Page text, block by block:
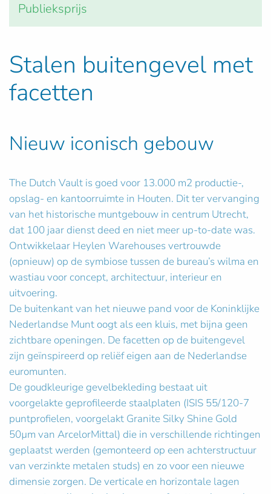
Publieksprijs
Stalen buitengevel met
facetten
Nieuw iconisch gebouw
The Dutch Vault is goed voor 13.000 m2 productie-,
opslag- en kantoorruimte in Houten. Dit ter vervanging
van het historische muntgebouw in centrum Utrecht,
dat 100 jaar dienst deed en niet meer up-to-date was.
Ontwikkelaar Heylen Warehouses vertrouwde
(opnieuw) op de symbiose tussen de bureau’s wilma en
wastiau voor concept, architectuur, interieur en
uitvoering.
De buitenkant van het nieuwe pand voor de Koninklijke
Nederlandse Munt oogt als een kluis, met bijna geen
zichtbare openingen. De facetten op de buitengevel
zijn geïnspireerd op reliëf eigen aan de Nederlandse
euromunten.
De goudkleurige gevelbekleding bestaat uit
voorgelakte geprofileerde staalplaten (ISIS 55/120-7
puntprofielen, voorgelakt Granite Silky Shine Gold
50µm van ArcelorMittal) die in verschillende richtingen
geplaatst werden (gemonteerd op een achterstructuur
van verzinkte metalen studs) en zo voor een nieuwe
dimensie zorgen. De verticale en horizontale lagen